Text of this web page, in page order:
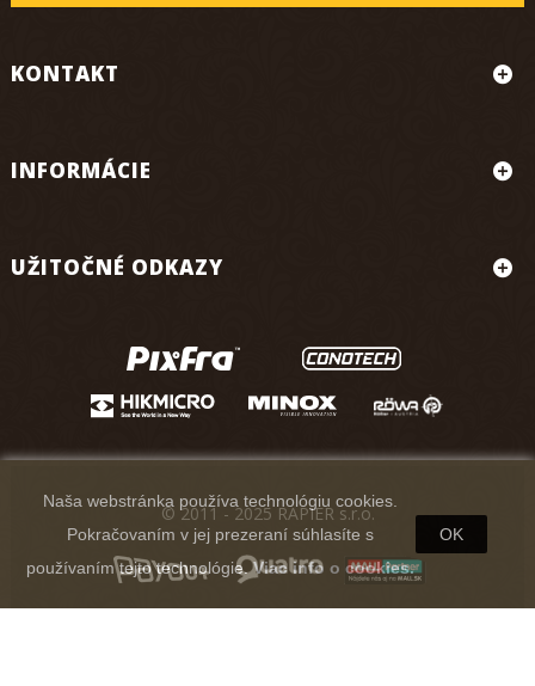
KONTAKT
INFORMÁCIE
UŽITOČNÉ ODKAZY
Naša webstránka používa technológiu cookies.
Pokračovaním v jej prezeraní súhlasíte s
používaním tejto technológie.Viac info o cookies.
OK
© 2011 - 2025 RAPIER s.r.o.